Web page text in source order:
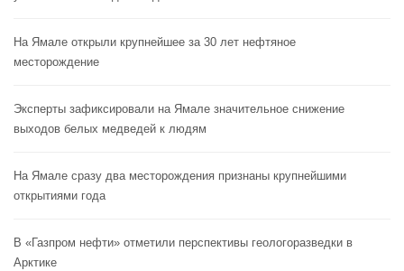
На Ямале открыли крупнейшее за 30 лет нефтяное
месторождение
Эксперты зафиксировали на Ямале значительное снижение
выходов белых медведей к людям
На Ямале сразу два месторождения признаны крупнейшими
открытиями года
В «Газпром нефти» отметили перспективы геологоразведки в
Арктике